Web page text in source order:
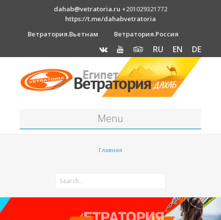
dahab@vetratoria.ru +201029321772
https://t.me/dahabvetratoria
Ветратория.Вьетнам
Ветратория.Россия
RU EN DE
Menu
Как к нам добраться?
Отель Canion
Главная